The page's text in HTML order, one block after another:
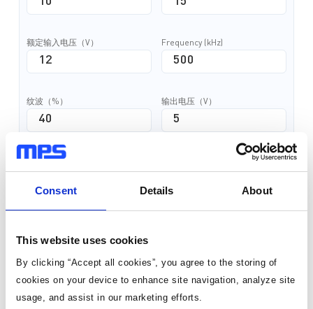
Consent Details About
This website uses cookies
By clicking “Accept all cookies”, you agree to the storing of
cookies on your device to enhance site navigation, analyze site
usage, and assist in our marketing efforts.
额定输入电压（V） Frequency (kHz)
纹波（%） 输出电压（V）
最大输出电流（A）